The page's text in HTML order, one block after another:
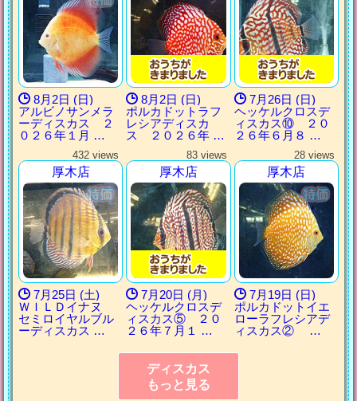
8月2日 (日)
アルビノサンメラ
ーディスカス ２
０２６年１月 …
8月2日 (日)
ポルカドットラフ
レシアディスカ
ス ２０２６年 …
7月26日 (日)
ヘッケルクロスデ
ィスカス⑩ ２０
２６年６月８ …
432 views
厚木店
7月25日 (土)
ＷＩＬＤイナヌ
セミロイヤルブル
ーディスカス …
83 views
厚木店
7月20日 (月)
ヘッケルクロスデ
ィスカス⑤ ２０
２６年７月１ …
28 views
厚木店
7月19日 (日)
ポルカドットイエ
ローラフレシアデ
ィスカス② …
ディスカス
もっと見る